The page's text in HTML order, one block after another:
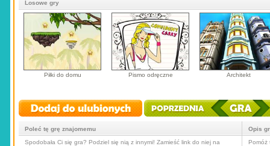
Losowe gry
Piłki do domu Pismo odręczne Architekt
Poleć tę grę znajomemu
Spodobała Ci się gra? Podziel się nią z innymi! Zamieść link do niej na
Opis
Pomóż